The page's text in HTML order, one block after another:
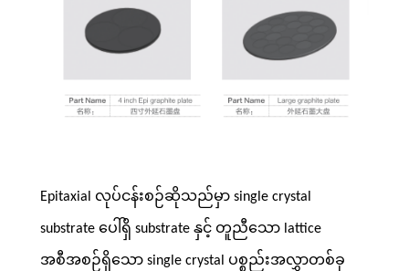
Epitaxial လုပ်ငန်းစဉ်ဆိုသည်မှာ single crystal
substrate ပေါ်ရှိ substrate နှင့် တူညီသော lattice
အစီအစဉ်ရှိသော single crystal ပစ္စည်းအလွှာတစ်ခု